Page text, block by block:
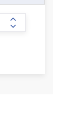
form.increase-